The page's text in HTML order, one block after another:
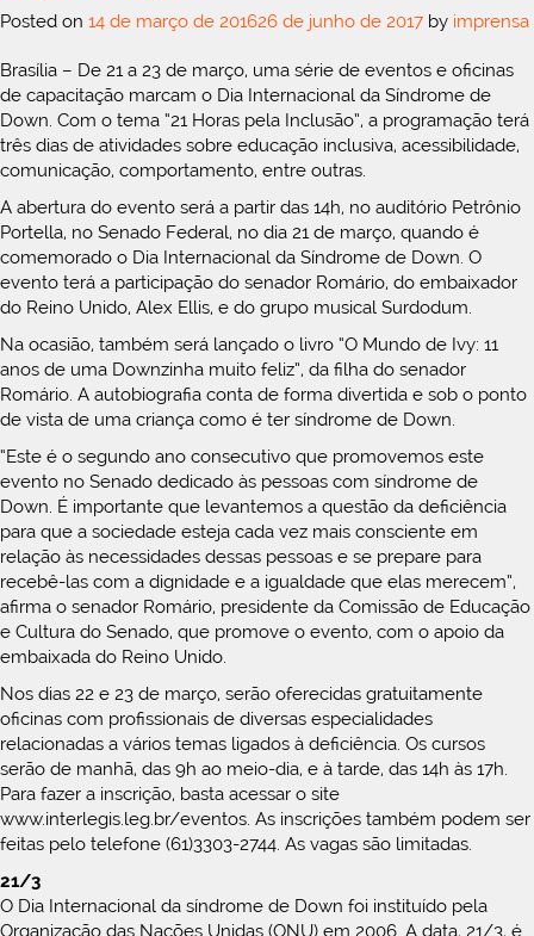
Posted on 14 de março de 201626 de junho de 2017 by imprensa
Brasília – De 21 a 23 de março, uma série de eventos e oficinas
de capacitação marcam o Dia Internacional da Síndrome de
Down. Com o tema “21 Horas pela Inclusão”, a programação terá
três dias de atividades sobre educação inclusiva, acessibilidade,
comunicação, comportamento, entre outras.
A abertura do evento será a partir das 14h, no auditório Petrônio
Portella, no Senado Federal, no dia 21 de março, quando é
comemorado o Dia Internacional da Síndrome de Down. O
evento terá a participação do senador Romário, do embaixador
do Reino Unido, Alex Ellis, e do grupo musical Surdodum.
Na ocasião, também será lançado o livro “O Mundo de Ivy: 11
anos de uma Downzinha muito feliz”, da filha do senador
Romário. A autobiografia conta de forma divertida e sob o ponto
de vista de uma criança como é ter síndrome de Down.
“Este é o segundo ano consecutivo que promovemos este
evento no Senado dedicado às pessoas com síndrome de
Down. É importante que levantemos a questão da deficiência
para que a sociedade esteja cada vez mais consciente em
relação às necessidades dessas pessoas e se prepare para
recebê-las com a dignidade e a igualdade que elas merecem”,
afirma o senador Romário, presidente da Comissão de Educação
e Cultura do Senado, que promove o evento, com o apoio da
embaixada do Reino Unido.
Nos dias 22 e 23 de março, serão oferecidas gratuitamente
oficinas com profissionais de diversas especialidades
relacionadas a vários temas ligados à deficiência. Os cursos
serão de manhã, das 9h ao meio-dia, e à tarde, das 14h às 17h.
Para fazer a inscrição, basta acessar o site
www.interlegis.leg.br/eventos. As inscrições também podem ser
feitas pelo telefone (61)3303-2744. As vagas são limitadas.
21/3
O Dia Internacional da síndrome de Down foi instituído pela
Organização das Nações Unidas (ONU) em 2006. A data, 21/3, é